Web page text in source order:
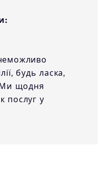
будь ласка,
щодня
послуг у